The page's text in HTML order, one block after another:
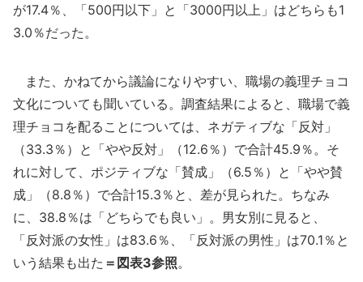
が17.4％、「500円以下」と「3000円以上」はどちらも1
3.0％だった。
また、かねてから議論になりやすい、職場の義理チョコ
文化についても聞いている。調査結果によると、職場で義
理チョコを配ることについては、ネガティブな「反対」
（33.3％）と「やや反対」（12.6％）で合計45.9％。そ
れに対して、ポジティブな「賛成」（6.5％）と「やや賛
成」（8.8％）で合計15.3％と、差が見られた。ちなみ
に、38.8％は「どちらでも良い」。男女別に見ると、
「反対派の女性」は83.6％、「反対派の男性」は70.1％と
いう結果も出た ＝図表3参照。